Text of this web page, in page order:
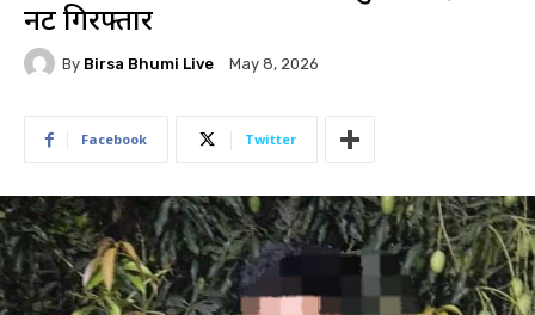
नट गिरफ्तार
By Birsa Bhumi Live May 8, 2026
Facebook Twitter